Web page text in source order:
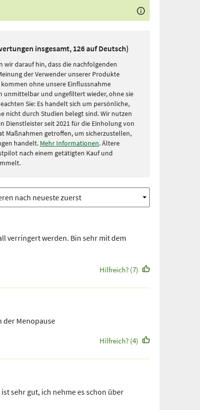
insgesamt, 126 auf Deutsch)
wir darauf hin, dass die nachfolgenden
der Verwender unserer Produkte
ohne unsere Einflussnahme
unmittelbar und ungefiltert wieder, ohne sie
Sie: Es handelt sich um persönliche,
nicht durch Studien belegt sind. Wir nutzen
Dienstleister seit 2021 für die Einholung von
Maßnahmen getroffen, um sicherzustellen,
handelt. Mehr Informationen. Ältere
nach einem getätigten Kauf und
verringert werden. Bin sehr mit dem
Hilfreich? (7)
der Menopause
Hilfreich? (4)
sehr gut, ich nehme es schon über